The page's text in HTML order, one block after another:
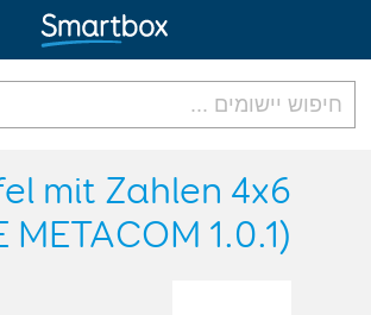
גריד אונליין
היכנס
mit Zahlen 4x6
METACOM 1.0.1)